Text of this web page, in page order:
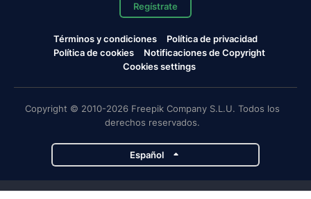
Regístrate
Términos y condiciones
Política de privacidad
Política de cookies
Notificaciones de Copyright
Cookies settings
Copyright © 2010-2026 Freepik Company S.L.U. Todos los
derechos reservados.
Español